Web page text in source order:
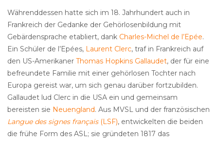
Währenddessen hatte sich im 18. Jahrhundert auch in
Frankreich der Gedanke der Gehörlosenbildung mit
Gebärdensprache etabliert, dank Charles-Michel de l’Epée.
Ein Schüler de l’Epées, Laurent Clerc, traf in Frankreich auf
den US-Amerikaner Thomas Hopkins Gallaudet, der für eine
befreundete Familie mit einer gehörlosen Tochter nach
Europa gereist war, um sich genau darüber fortzubilden.
Gallaudet lud Clerc in die USA ein und gemeinsam
bereisten sie Neuengland. Aus MVSL und der französischen
Langue des signes français(LSF), entwickelten die beiden
die frühe Form des ASL; sie gründeten 1817 das